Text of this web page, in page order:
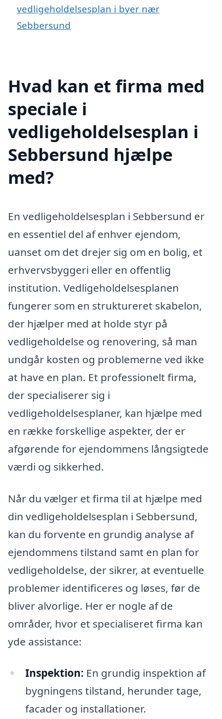
vedligeholdelsesplan i byer nær
Sebbersund
Hvad kan et firma med
speciale i
vedligeholdelsesplan i
Sebbersund hjælpe
med?
En vedligeholdelsesplan i Sebbersund er
en essentiel del af enhver ejendom,
uanset om det drejer sig om en bolig, et
erhvervsbyggeri eller en offentlig
institution. Vedligeholdelsesplanen
fungerer som en struktureret skabelon,
der hjælper med at holde styr på
vedligeholdelse og renovering, så man
undgår kosten og problemerne ved ikke
at have en plan. Et professionelt firma,
der specialiserer sig i
vedligeholdelsesplaner, kan hjælpe med
en række forskellige aspekter, der er
afgørende for ejendommens långsigtede
værdi og sikkerhed.
Når du vælger et firma til at hjælpe med
din vedligeholdelsesplan i Sebbersund,
kan du forvente en grundig analyse af
ejendommens tilstand samt en plan for
vedligeholdelse, der sikrer, at eventuelle
problemer identificeres og løses, før de
bliver alvorlige. Her er nogle af de
områder, hvor et specialiseret firma kan
yde assistance:
Inspektion: En grundig inspektion af
bygningens tilstand, herunder tage,
facader og installationer.